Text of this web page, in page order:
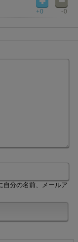
+0 -0
自分の名前、メールア